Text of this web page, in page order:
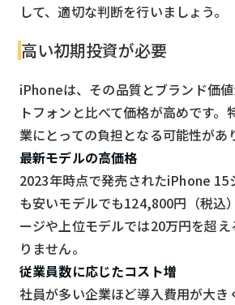
して、適切な判断を行いましょう。
高い初期投資が必要
iPhoneは、その品質とブランド価
トフォンと比べて価格が高めです。
業にとっての負担となる可能性があ
最新モデルの高価格
2023年時点で発売されたiPhone 15
も安いモデルでも124,800円（税込
ージや上位モデルでは20万円を超
りません。
従業員数に応じたコスト増
社員が多い企業ほど導入費用が大き